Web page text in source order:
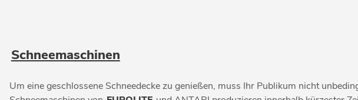
Schneemaschinen
Um eine geschlossene Schneedecke zu genießen, muss Ihr Publikum nicht